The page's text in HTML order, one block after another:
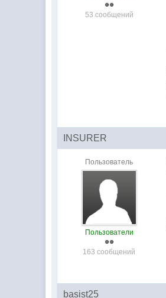
53 сообщений
INSURER
Пользователь
Пользователи
163 сообщений
basist25